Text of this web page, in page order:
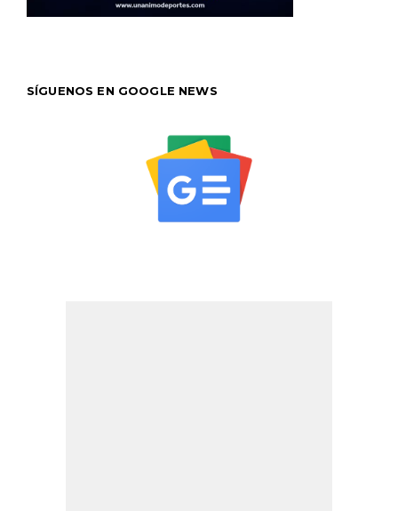
SÍGUENOS EN GOOGLE NEWS